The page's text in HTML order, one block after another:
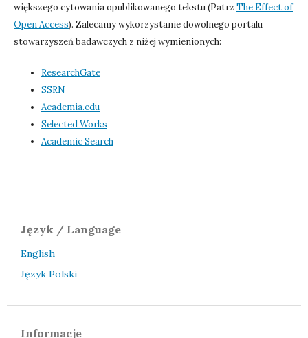
większego cytowania opublikowanego tekstu (Patrz The Effect of
Open Access). Zalecamy wykorzystanie dowolnego portalu
stowarzyszeń badawczych z niżej wymienionych:
ResearchGate
SSRN
Academia.edu
Selected Works
Academic Search
Język / Language
English
Język Polski
Informacje